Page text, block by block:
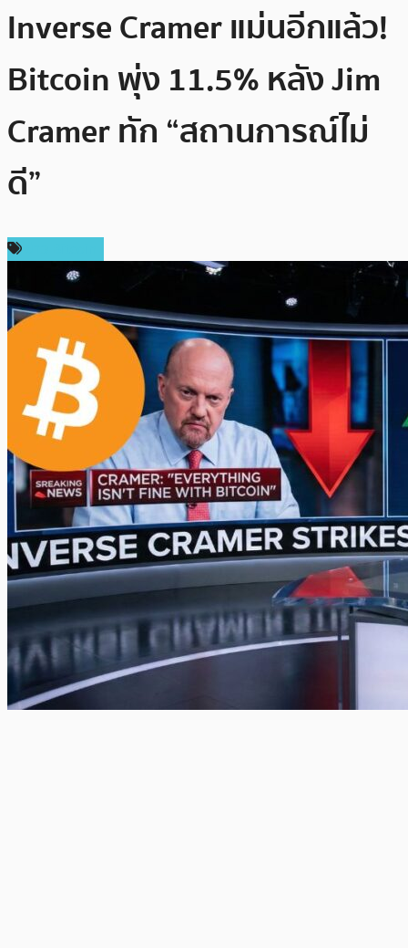
Inverse Cramer แม่นอีกแล้ว!
Bitcoin พุ่ง 11.5% หลัง Jim
Cramer ทัก “สถานการณ์ไม่
ดี”